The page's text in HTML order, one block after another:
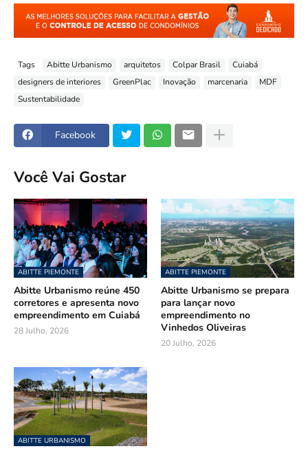
Tags Abitte Urbanismo arquitetos Colpar Brasil
Cuiabá
designers de interiores
GreenPlac Inovação marcenaria
MDF
Sustentabilidade
Facebook
Você Vai Gostar
ABITTE PIEMONTE
Abitte Urbanismo reúne 450
corretores e apresenta novo
empreendimento em Cuiabá
28 Julho, 2026
ABITTE PIEMONTE
Abitte Urbanismo se prepara
para lançar novo
empreendimento no
Vinhedos Oliveiras
20 Julho, 2026
ABITTE URBANISMO